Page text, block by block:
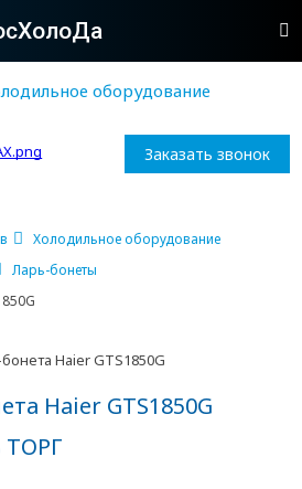
оборудование
Заказать звонок
Холодильное оборудование
Ларь-бонеты
Haier GTS1850G
ТОРГ